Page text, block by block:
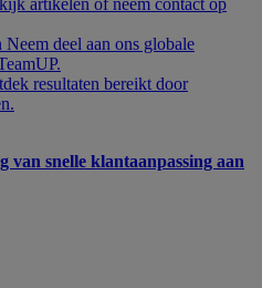
artikelen of neem contact op
Neem deel aan ons globale
resultaten bereikt door
van snelle klantaanpassing aan